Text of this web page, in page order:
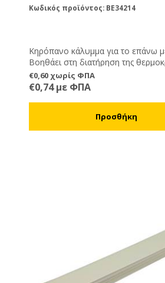
Κωδικός προϊόντος: BE34214
Κηρόπανο κάλυμμα για το επάνω
Βοηθάει στη διατήρηση της
εσωτερικό της κυψέλης.
€0,60 χωρίς ΦΠΑ
€0,74 με ΦΠΑ